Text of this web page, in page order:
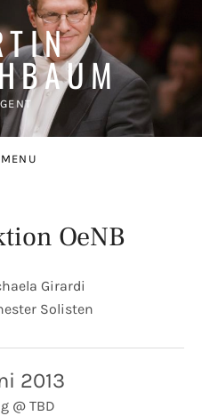
OeNB
Girardi
Solisten
2013
@ TBD